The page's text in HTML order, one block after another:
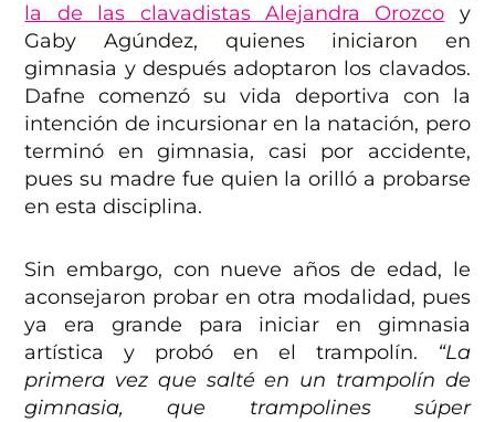
la de las clavadistas Alejandra Orozco y
Gaby Agúndez, quienes iniciaron en
gimnasia y después adoptaron los clavados.
Dafne comenzó su vida deportiva con la
intención de incursionar en la natación, pero
terminó en gimnasia, casi por accidente,
pues su madre fue quien la orilló a probarse
en esta disciplina.
Sin embargo, con nueve años de edad, le
aconsejaron probar en otra modalidad, pues
ya era grande para iniciar en gimnasia
artística y probó en el trampolín.
“La
primera vez que salté en un trampolín de
gimnasia, que trampolines súper